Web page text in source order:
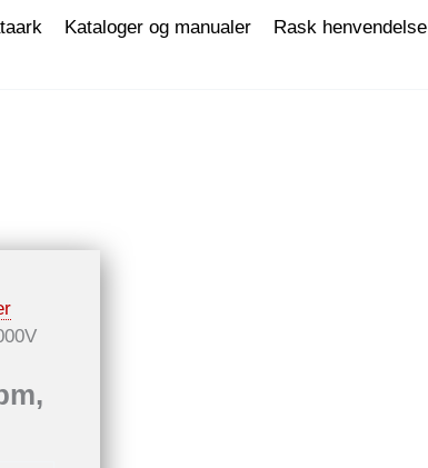
Kataloger og manualer Rask henvendelse